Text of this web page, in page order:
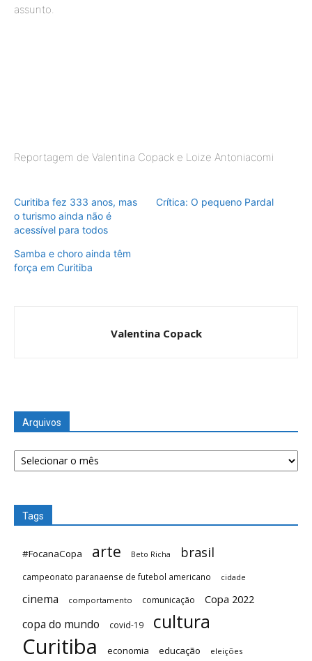
assunto.
Reportagem de Valentina Copack e Loize Antoniacomi
Curitiba fez 333 anos, mas
o turismo ainda não é
acessível para todos
Crítica: O pequeno Pardal
Samba e choro ainda têm
força em Curitiba
Valentina Copack
Arquivos
Arquivos
Tags
#FocanaCopa arte Beto Richa brasil
campeonato paranaense de futebol americano cidade
cinema comportamento comunicação Copa 2022
copa do mundo covid-19 cultura
Curitiba economia educação eleições